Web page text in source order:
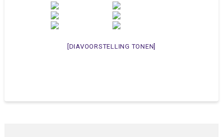
[DIAVOORSTELLING TONEN]